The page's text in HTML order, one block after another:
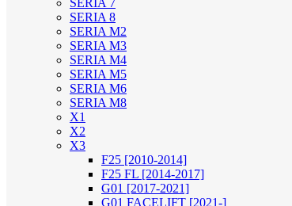
SERIA 7
SERIA 8
SERIA M2
SERIA M3
SERIA M4
SERIA M5
SERIA M6
SERIA M8
X1
X2
X3
F25 [2010-2014]
F25 FL [2014-2017]
G01 [2017-2021]
G01 FACELIFT [2021-]